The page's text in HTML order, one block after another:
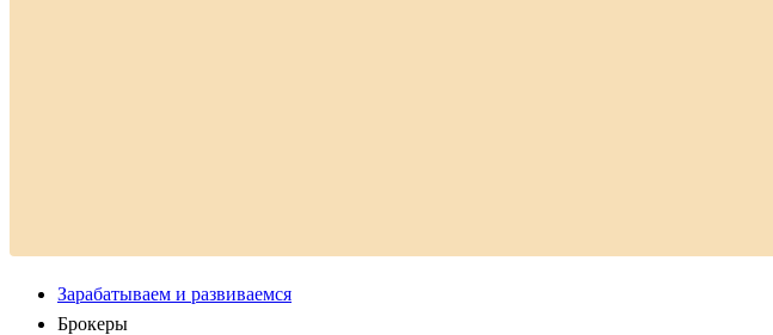
Зарабатываем и развиваемся
Брокеры